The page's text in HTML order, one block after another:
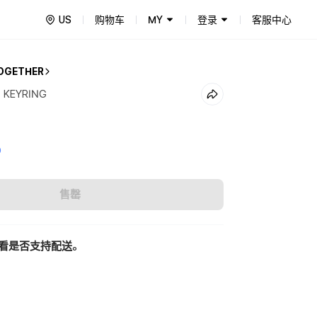
US 购物车 MY 登录 客服中心
售罄
是否支持配送。